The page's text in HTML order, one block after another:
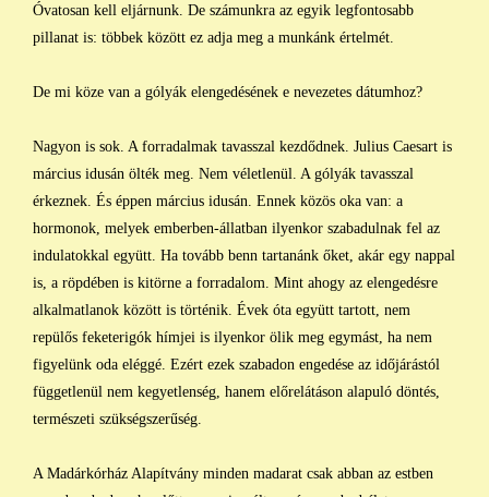
Óvatosan kell eljárnunk. De számunkra az egyik legfontosabb
pillanat is: többek között ez adja meg a munkánk értelmét.
De mi köze van a gólyák elengedésének e nevezetes dátumhoz?
Nagyon is sok. A forradalmak tavasszal kezdődnek. Julius Caesart is
március idusán ölték meg. Nem véletlenül. A gólyák tavasszal
érkeznek. És éppen március idusán. Ennek közös oka van: a
hormonok, melyek emberben-állatban ilyenkor szabadulnak fel az
indulatokkal együtt. Ha tovább benn tartanánk őket, akár egy nappal
is, a röpdében is kitörne a forradalom. Mint ahogy az elengedésre
alkalmatlanok között is történik. Évek óta együtt tartott, nem
repülős feketerigók hímjei is ilyenkor ölik meg egymást, ha nem
figyelünk oda eléggé. Ezért ezek szabadon engedése az időjárástól
függetlenül nem kegyetlenség, hanem előrelátáson alapuló döntés,
természeti szükségszerűség.
A Madárkórház Alapítvány minden madarat csak abban az estben